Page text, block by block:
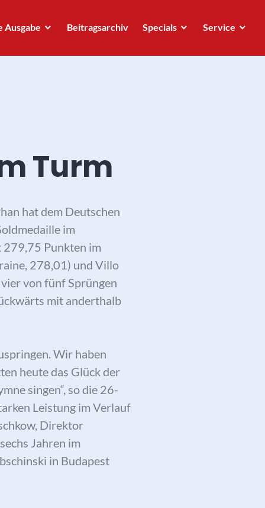
Ausgabe Beitragsarchiv Specials Service
Turm
hat dem Deutschen
im
279,75 Punkten im
278,01) und Villo
von fünf Sprüngen
mit anderthalb
Wir haben
heute das Glück der
singen“, so die 26-
Leistung im Verlauf
Direktor
Jahren im
in Budapest